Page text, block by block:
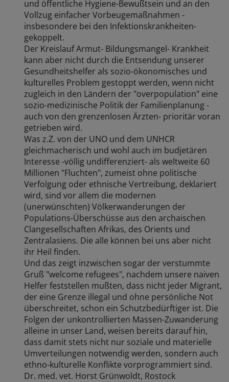
und öffentliche Hygiene-Bewußtsein und an den
Vollzug einfacher Vorbeugemaßnahmen -
insbesondere bei den Infektionskrankheiten-
gekoppelt.
Der Kreislauf Armut- Bildungsmangel- Krankheit
kann aber nicht durch die Entsendung unserer
Gesundheitshelfer als sozio-ökonomisches und
kulturelles Problem gestoppt werden, wenn nicht
zugleich in den Ländern der "overpopulation" eine
sozio-medizinische Politik der Familienplanung -
auch von den grenzenlosen Ärzten- prioritär voran
getrieben wird.
Was z.Z. von der UNO und dem UNHCR
gleichmacherisch und wohl auch im budjetären
Interesse -völlig undifferenziert- als weltweite 60
Millionen "Fluchten", zumeist ohne politische
Verfolgung oder ethnische Vertreibung, deklariert
wird, sind vor allem die modernen
(unerwünschten) Völkerwanderungen der
Populations-Überschüsse aus den archaischen
Clangesellschaften Afrikas, des Orients und
Zentralasiens. Die alle können bei uns aber nicht
ihr Heil finden.
Und das zeigt inzwischen sogar der verstummte
Gruß "welcome refugees", nachdem unsere naiven
Helfer feststellen mußten, dass nicht jeder Migrant,
der eine Grenze illegal und ohne persönliche Not
überschreitet, schon ein Schutzbedürftiger ist. Die
Folgen der unkontrollierten Massen-Zuwanderung
alleine in unser Land, weisen bereits darauf hin,
dass damit stets nicht nur soziale und materielle
Umverteilungen notwendig werden, sondern auch
ethno-kulturelle Konflikte vorprogrammiert sind.
Dr. med. vet. Horst Grünwoldt, Rostock